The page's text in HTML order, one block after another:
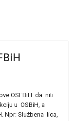
OSFBiH da niti
u OSBiH, a
Npr: Službena lica,